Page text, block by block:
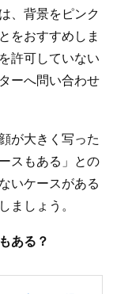
、背景をピンク
をおすすめしま
許可していない
ーへ問い合わせ
が大きく写った
スもある」との
いケースがある
ましょう。
ある？